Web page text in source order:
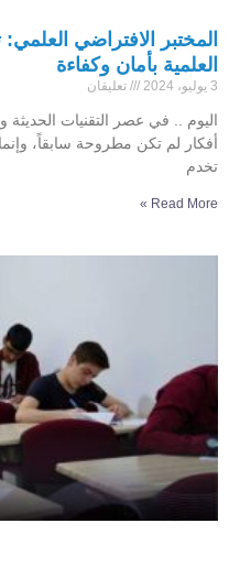
المختبر الافتراضي
العلمية بأمان وكفاءة
3 يوليو، 2024 تعليقان
اليوم .. في عصر التقنيات الحديثة
أفكار لم تكن مطروحة سابقاً،
تخدم
Read More »